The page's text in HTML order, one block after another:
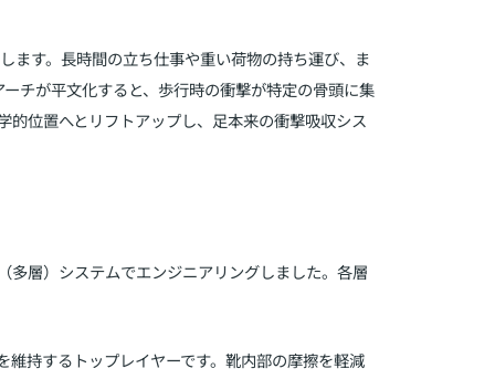
ます。長時間の立ち仕事や重い荷物の持ち運び、ま
チが平文化すると、歩行時の衝撃が特定の骨頭に集
位置へとリフトアップし、足本来の衝撃吸収シス
層）システムでエンジニアリングしました。各層
持するトップレイヤーです。靴内部の摩擦を軽減